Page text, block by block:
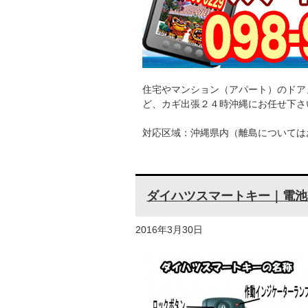
住宅やマンション（アパート）のド
ど、カギ出張２４時沖縄にお任せ下
対応区域：沖縄県内（離島について
ダイハツスマートキー｜電
2016年3月30日